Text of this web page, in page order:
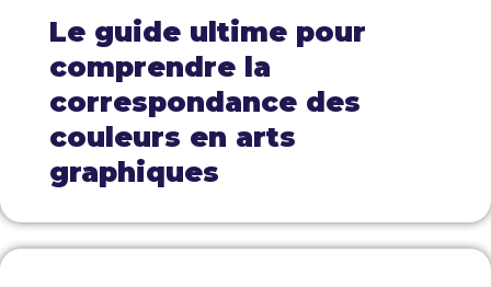
Le guide ultime pour
comprendre la
correspondance des
couleurs en arts
graphiques